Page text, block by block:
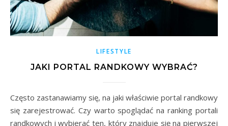
LIFESTYLE
JAKI PORTAL RANDKOWY WYBRAĆ?
Często zastanawiamy się, na jaki właściwie portal randkowy
się zarejestrować. Czy warto spoglądać na ranking portali
randkowych i wybierać ten, który znajduje się na pierwszej